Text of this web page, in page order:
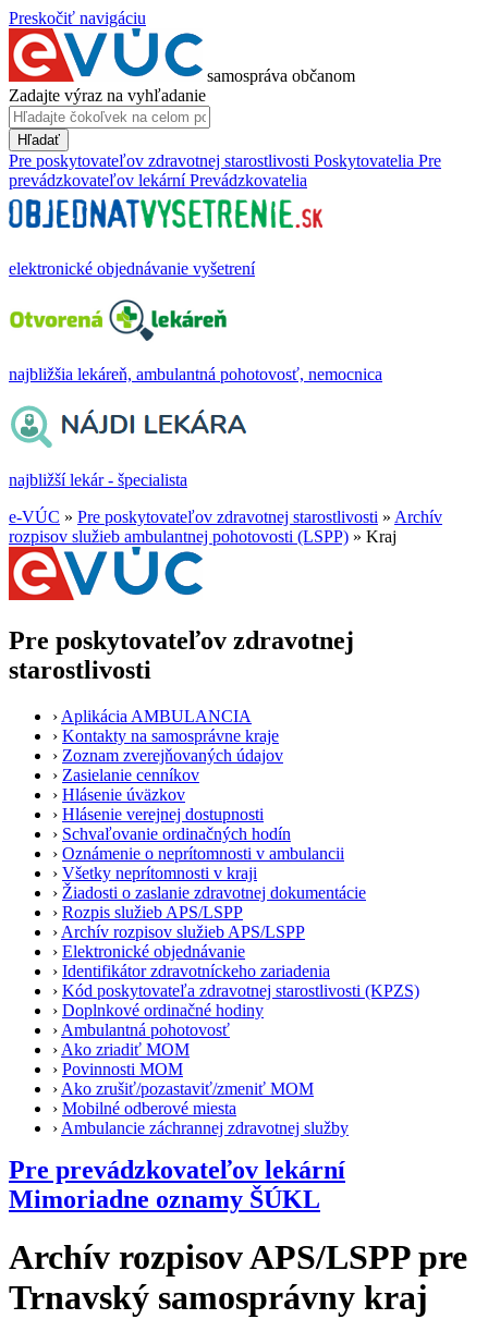
Preskočiť navigáciu
samospráva občanom
Zadajte výraz na vyhľadanie
Hľadať
Pre poskytovateľov zdravotnej starostlivosti Poskytovatelia Pre
prevádzkovateľov lekární Prevádzkovatelia
elektronické objednávanie vyšetrení
najbližšia lekáreň, ambulantná pohotovosť, nemocnica
najbližší lekár - špecialista
e-VÚC » Pre poskytovateľov zdravotnej starostlivosti » Archív
rozpisov služieb ambulantnej pohotovosti (LSPP) » Kraj
Pre poskytovateľov zdravotnej
starostlivosti
› Aplikácia AMBULANCIA
› Kontakty na samosprávne kraje
› Zoznam zverejňovaných údajov
› Zasielanie cenníkov
› Hlásenie úväzkov
› Hlásenie verejnej dostupnosti
› Schvaľovanie ordinačných hodín
› Oznámenie o neprítomnosti v ambulancii
› Všetky neprítomnosti v kraji
› Žiadosti o zaslanie zdravotnej dokumentácie
› Rozpis služieb APS/LSPP
› Archív rozpisov služieb APS/LSPP
› Elektronické objednávanie
› Identifikátor zdravotníckeho zariadenia
› Kód poskytovateľa zdravotnej starostlivosti (KPZS)
› Doplnkové ordinačné hodiny
› Ambulantná pohotovosť
› Ako zriadiť MOM
› Povinnosti MOM
› Ako zrušiť/pozastaviť/zmeniť MOM
› Mobilné odberové miesta
› Ambulancie záchrannej zdravotnej služby
Pre prevádzkovateľov lekární
Mimoriadne oznamy ŠÚKL
Archív rozpisov APS/LSPP pre
Trnavský samosprávny kraj